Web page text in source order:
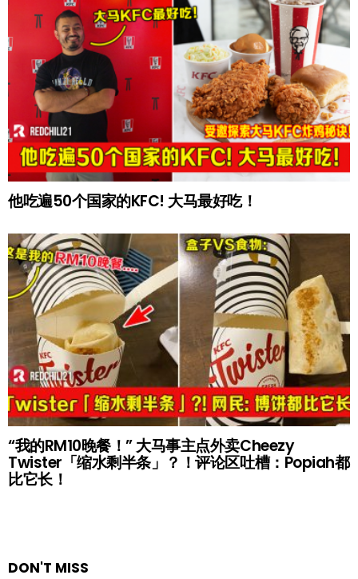
他吃遍50个国家的KFC! 大马最好吃！
“我的RM10晚餐！” 大马事主点外卖Cheezy
Twister「缩水剩半条」？！评论区吐槽：Popiah都
比它长！
DON'T MISS